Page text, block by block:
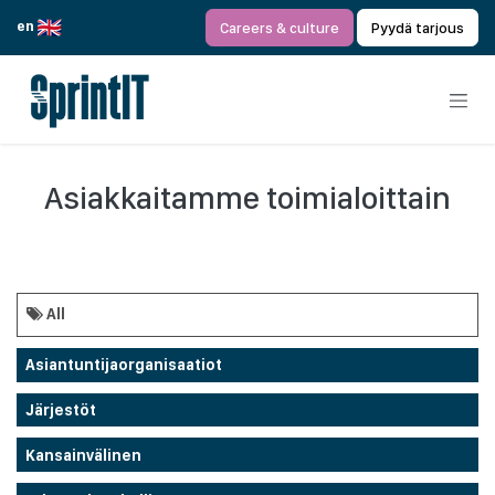
en
Careers & culture Pyydä tarjous
Asiakkaitamme toimialoittain
All
Asiantuntijaorganisaatiot
Järjestöt
Kansainvälinen